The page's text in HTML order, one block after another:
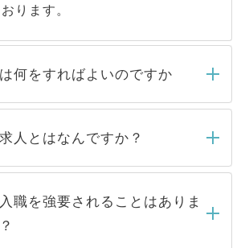
ります。
何をすればよいのですか
だきましたら、弊社担当者がご
を確認し、その後メールもしくは
、5営業日以内にはご連絡をせて
ますので、しばらくお待ちくださ
人とはなんですか？
で取り扱っている求人の
は、Webサイトからご覧いただ
非公開求人」です。非公開求人は
由によって、一般には公開してい
職を強要されることはありま